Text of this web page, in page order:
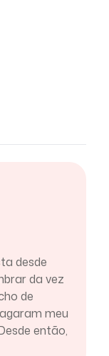
desde
da vez
de
meu
então,